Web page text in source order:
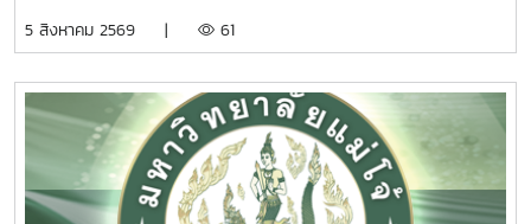
โครงการวิจัยดังกล่าวสะท้อนบทบาทของมหาวิทยาลัยแม่โจ้ในการ
องค์ความรู้ร่วมกับเครือข่ายต่างประเทศ เพื่อพัฒนางานวิจัยที่
ตอบโจทย์การอนุรักษ์ทรัพยากรธรรมชาติ ความมั่นคงทางอาหาร
และการพัฒนาที่ยั่งยืนของภูมิภาคลุ่มน้ำโขงทั้งนี้ เรื่องราวของ
โครงการวิจัยได้รับการเผยแพร่บนเว็บไซต์ของ RECOFTC เมื่อวัน
ที่ 24 กรกฎาคม 2569 ภายใต้หัวข้อ “Community-led
โครงการ Explore ซึ่งเป็นเครือข่ายวิจัยด้านการจัดการภูมิทัศน์
จัดการป่าบุ่งป่าทาม (Flooded Forests) เพื่อส่งเสริมความหลาก
หลายทางชีวภาพของระบบนิเวศน้ำและการใช้ประโยชน์ทรัพยากร
อย่างยั่งยืน โดยดำเนินงานร่วมกับเครือข่ายวิจัยจากหลายประเทศ
ได้แก่ มหาวิทยาลัยแม่โจ้ ประเทศไทย, My Village
Organization (MVI) ประเทศกัมพูชา และ Northern
5 สิงหาคม 2569 | 61